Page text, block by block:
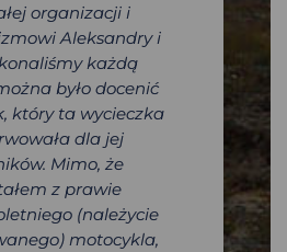
organizacji i
Aleksandry i
każdą
było docenić
który ta wycieczka
dla jej
Mimo, że
z prawie
(należycie
motocykla,